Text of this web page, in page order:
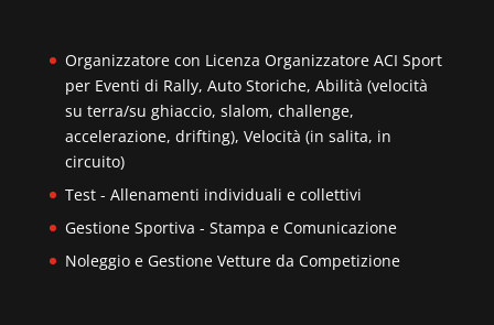
Organizzatore con Licenza Organizzatore ACI Sport
per Eventi di Rally, Auto Storiche, Abilità (velocità
su terra/su ghiaccio, slalom, challenge,
accelerazione, drifting), Velocità (in salita, in
circuito)
Test - Allenamenti individuali e collettivi
Gestione Sportiva - Stampa e Comunicazione
Noleggio e Gestione Vetture da Competizione